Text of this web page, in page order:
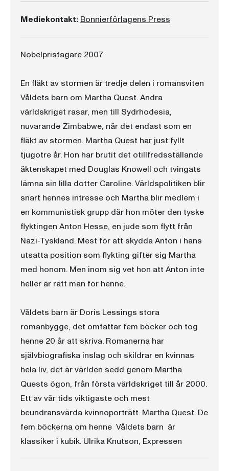
Mediekontakt: Bonnierförlagens Press
Nobelpristagare 2007
En fläkt av stormen är tredje delen i romansviten
Våldets barn om Martha Quest. Andra
världskriget rasar, men till Sydrhodesia,
nuvarande Zimbabwe, når det endast som en
fläkt av stormen. Martha Quest har just fyllt
tjugotre år. Hon har brutit det otillfredsställande
äktenskapet med Douglas Knowell och tvingats
lämna sin lilla dotter Caroline. Världspolitiken blir
snart hennes intresse och Martha blir medlem i
en kommunistisk grupp där hon möter den tyske
flyktingen Anton Hesse, en jude som flytt från
Nazi-Tyskland. Mest för att skydda Anton i hans
utsatta position som flykting gifter sig Martha
med honom. Men inom sig vet hon att Anton inte
heller är rätt man för henne.
Våldets barn är Doris Lessings stora
romanbygge, det omfattar fem böcker och tog
henne 20 år att skriva. Romanerna har
självbiografiska inslag och skildrar en kvinnas
hela liv, det är världen sedd genom Martha
Quests ögon, från första världskriget till år 2000.
Ett av vår tids viktigaste och mest
beundransvärda kvinnoporträtt. Martha Quest. De
fem böckerna om henne  Våldets barn  är
klassiker i kubik. Ulrika Knutson, Expressen